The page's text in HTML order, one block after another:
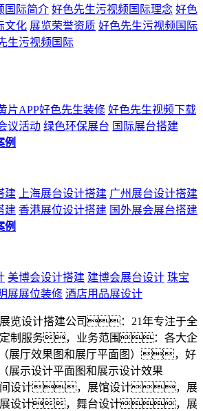
国际简介 好色先生污视频国际理念 好色
文化 展览荣誉资质 好色先生污视频国际
生污视频国际
片APP好色先生装修 好色先生视频下载
议活动 绿色环保展台 国际展台搭建
例
建 上海展台设计搭建 广州展台设计搭建
建 香港展位设计搭建 国外展会展台搭建
例
美博会设计搭建 建博会展台设计 珠宝
展展位装修 酒店用品展设计
览设计搭建公司：21年专注于全
定制服务，业务范围：各大企
（展厅效果图和展厅平面图），好
展示设计平面图和展示设计效果
间设计，展馆设计，展
设计，舞台设计，展